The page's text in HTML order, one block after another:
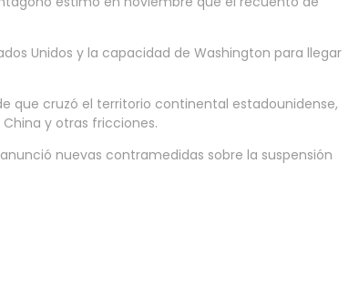
Unidos y la capacidad de Washington para llegar
que cruzó el territorio continental estadounidense,
y otras fricciones.
nuevas contramedidas sobre la suspensión